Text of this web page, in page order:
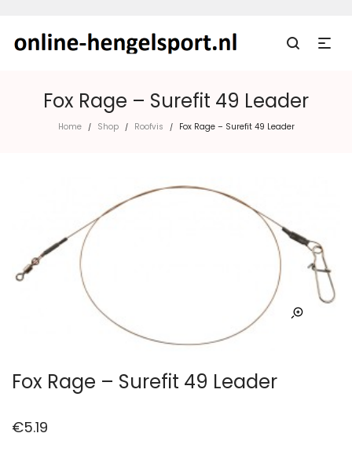
Fox Rage – Surefit 49 Leader
Home / Shop / Roofvis / Fox Rage – Surefit 49 Leader
Fox Rage – Surefit 49 Leader
€5.19